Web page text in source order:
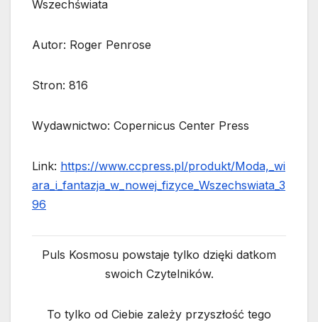
Wszechświata
Autor: Roger Penrose
Stron: 816
Wydawnictwo: Copernicus Center Press
Link: https://www.ccpress.pl/produkt/Moda,_wi
ara_i_fantazja_w_nowej_fizyce_Wszechswiata_3
96
Puls Kosmosu powstaje tylko dzięki datkom
swoich Czytelników.
To tylko od Ciebie zależy przyszłość tego